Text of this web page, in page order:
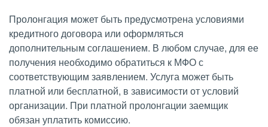
Пролонгация может быть предусмотрена условиями
кредитного договора или оформляться
дополнительным соглашением. В любом случае, для ее
получения необходимо обратиться к МФО с
соответствующим заявлением. Услуга может быть
платной или бесплатной, в зависимости от условий
организации. При платной пролонгации заемщик
обязан уплатить комиссию.